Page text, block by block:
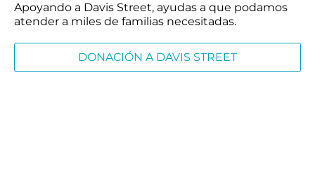
Apoyando a Davis Street, ayudas a que podamos
atender a miles de familias necesitadas.
DONACIÓN A DAVIS STREET